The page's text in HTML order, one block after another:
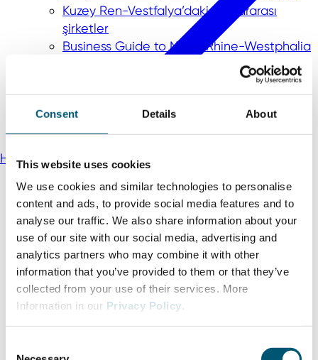
Consent Details About
This website uses cookies
We use cookies and similar technologies to personalise
content and ads, to provide social media features and to
analyse our traffic. We also share information about your
use of our site with our social media, advertising and
analytics partners who may combine it with other
information that you’ve provided to them or that they’ve
collected from your use of their services. More
Information in our Privacy Policy.
Kuzey Ren-Vestfalya’daki uluslararası
şirketler
Business Guide to North Rhine-Westphalia
Hakkımızda